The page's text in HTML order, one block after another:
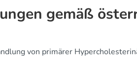
gemäß
von primärer